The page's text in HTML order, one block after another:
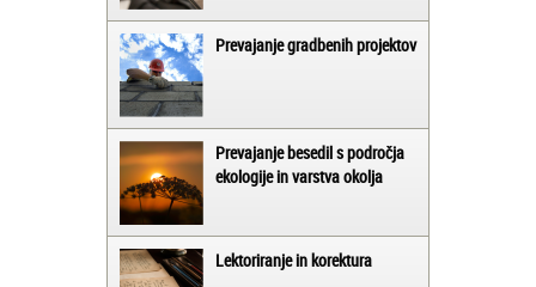
Prevajanje gradbenih projektov
Prevajanje besedil s področja
ekologije in varstva okolja
Lektoriranje in korektura